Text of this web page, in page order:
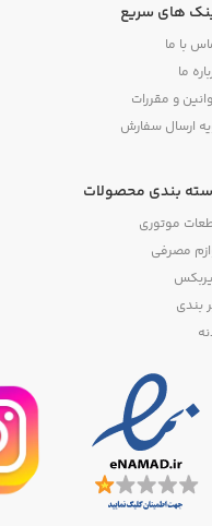
های سریع
با ما
ما
و مقررات
ارسال سفارش
بندی محصولات
موتوری
مصرفی
بندی